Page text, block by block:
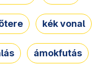
kék vonal
ámokfutás